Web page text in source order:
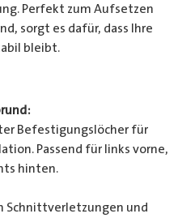
Perfekt zum Aufsetzen
sorgt es dafür, dass Ihre
bleibt.
Befestigungslöcher für
Passend für links vorne,
hinten.
Schnittverletzungen und